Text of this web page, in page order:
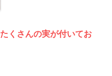
くさんの実が付いてお